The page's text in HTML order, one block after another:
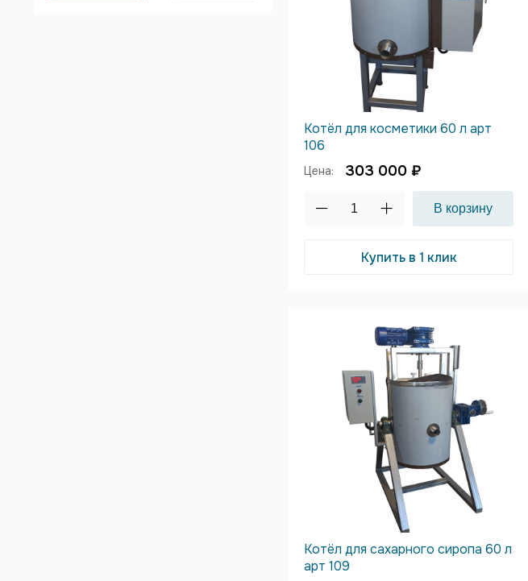
Котёл для косметики 60 л арт
106
Цена: 303 000 ₽
Купить в 1 клик
Котёл для сахарного сиропа 60 л
арт 109